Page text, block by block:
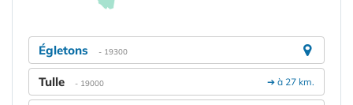
Égletons - 19300
➔ à 27 km.
Tulle - 19000